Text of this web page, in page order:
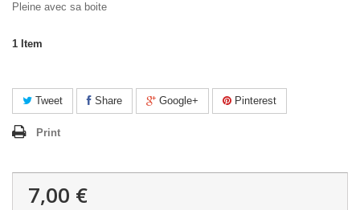
Pleine avec sa boite
1 Item
Tweet Share Google+ Pinterest
Print
7,00 €